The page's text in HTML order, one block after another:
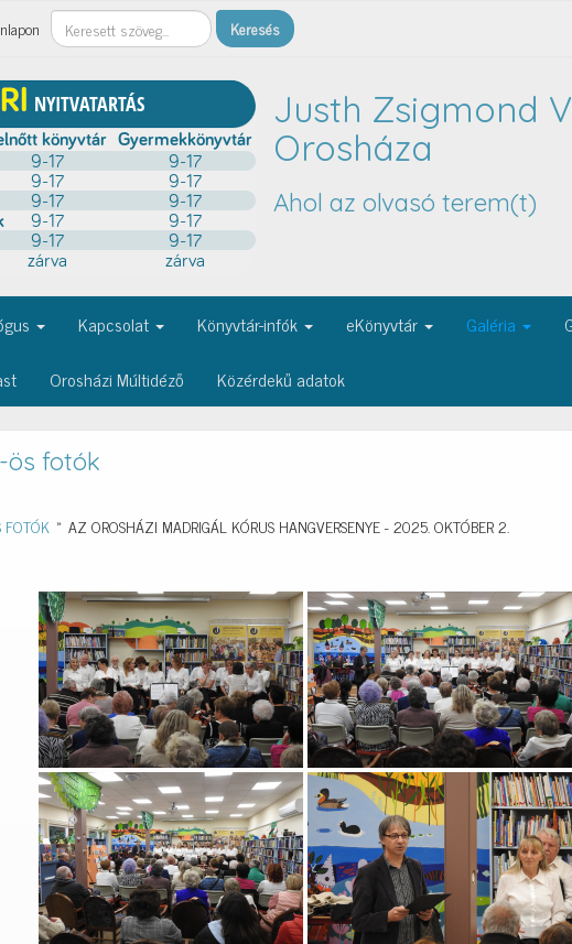
Keresés
Justh Zsigmond
Orosháza
Ahol az olvasó terem(t)
Kapcsolat Könyvtár-infók eKönyvtár Galéria
Orosházi Múltidéző Közérdekű adatok
ös fotók
» AZ OROSHÁZI MADRIGÁL KÓRUS HANGVERSENYE - 2025. OKTÓBER 2.